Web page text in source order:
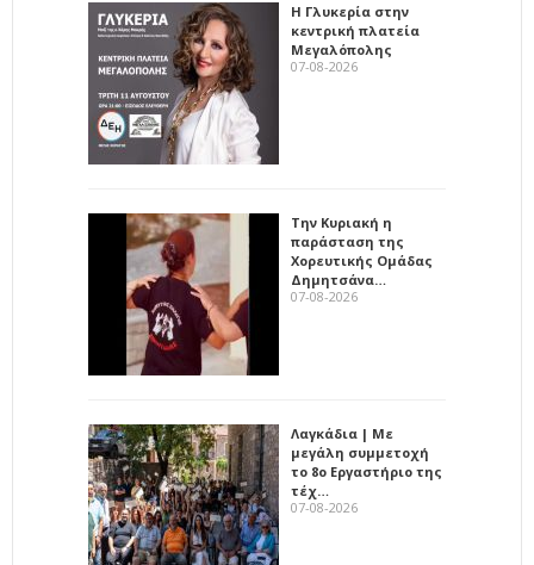
Η Γλυκερία στην
κεντρική πλατεία
Μεγαλόπολης
07-08-2026
Την Κυριακή η
παράσταση της
Χορευτικής Ομάδας
Δημητσάνα…
07-08-2026
Λαγκάδια | Με
μεγάλη συμμετοχή
το 8ο Εργαστήριο της
τέχ…
07-08-2026